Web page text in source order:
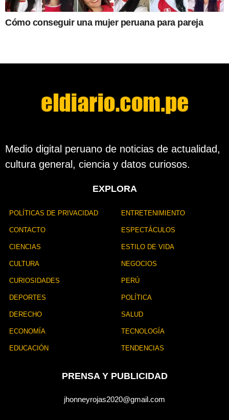
Cómo conseguir una mujer peruana para pareja
Medio digital peruano de noticias de actualidad,
cultura general, ciencia y datos curiosos.
EXPLORA
POLÍTICAS DE PRIVACIDAD
CONTACTO
CIENCIAS
CULTURA
CURIOSIDADES
DEPORTES
DERECHO
ECONOMÍA
EDUCACIÓN
ENTRETENIMIENTO
ESPECTÁCULOS
ESTILO DE VIDA
NEGOCIOS
PERÚ
POLÍTICA
SALUD
TECNOLOGÍA
TENDENCIAS
PRENSA Y PUBLICIDAD
jhonneyrojas2020@gmail.com